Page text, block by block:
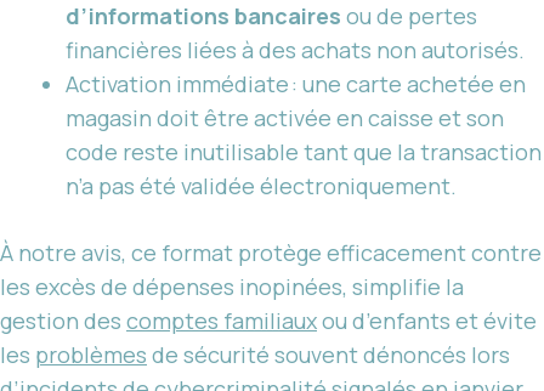
d’informations bancaires ou de pertes
financières liées à des achats non autorisés.
Activation immédiate : une carte achetée en
magasin doit être activée en caisse et son
code reste inutilisable tant que la transaction
n’a pas été validée électroniquement.
À notre avis, ce format protège efficacement contre
les excès de dépenses inopinées, simplifie la
gestion des comptes familiauxou d’enfants et évite
les problèmes de sécurité souvent dénoncés lors